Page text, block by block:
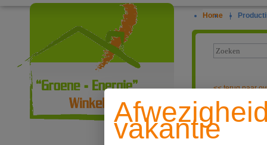
Home |
vakantie
<<terug naar
Tapwater
met